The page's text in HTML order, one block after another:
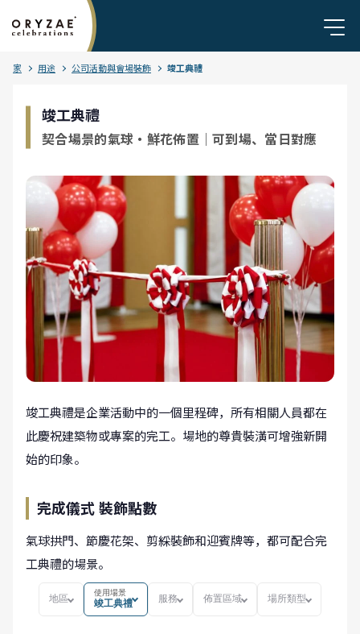
家 用途 公司活動與會場裝飾 竣工典禮
竣工典禮
契合場景的氣球・鮮花佈置｜可到場、當日對應
竣工典禮是企業活動中的一個里程碑，所有相關人員都在
此慶祝建築物或專案的完工。場地的尊貴裝潢可增強新開
始的印象。
完成儀式 裝飾點數
氣球拱門、節慶花架、剪綵裝飾和迎賓牌等，都可配合完
工典禮的場景。
地區
使用場景
竣工典禮 服務 佈置區域 場所類型